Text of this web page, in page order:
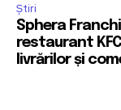
Știri
Sphera
restaurant
livrărilor și